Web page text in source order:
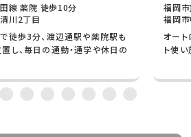
線 薬院 徒歩10分
川2丁目
徒歩3分、渡辺通駅や薬院駅も
し、毎日の通勤・通学や休日の
福岡
福岡
オート
ト使